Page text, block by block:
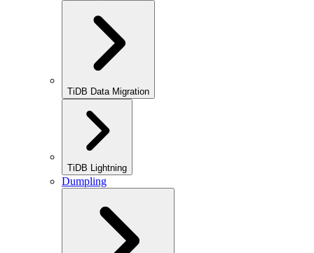
TiDB Data Migration
TiDB Lightning
Dumpling